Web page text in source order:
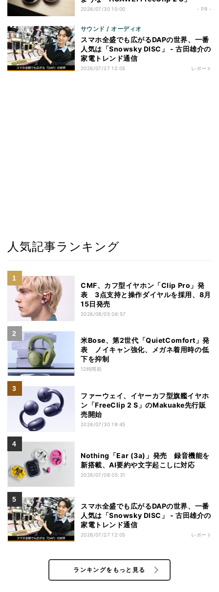
2026/07/30 10:00 - PR -
サウンド / オーディオ
スマホ全盛でも広がるDAPの世界、一番
人気は「Snowsky DISC」 - 古田雄介の
家電トレンド通信
2026/07/27 12:05 レポート
人気記事ランキング
CMF、カフ型イヤホン「Clip Pro」発
表 3点支持と操作ダイヤルを採用、8月
15日発売
2026/08/05 06:57
米Bose、第2世代「QuietComfort」発
表 ノイキャン強化、メガネ着用時の低
下を抑制
12時間前
ファーウェイ、イヤーカフ型旗艦イヤホ
ン「FreeClip 2 S」のMakuake先行販
売開始
2026/07/30 19:45
Nothing「Ear (3a)」発売 録音機能を
新搭載、AI要約や文字起こしに対応
2026/07/08 05:31
スマホ全盛でも広がるDAPの世界、一番
人気は「Snowsky DISC」 - 古田雄介の
家電トレンド通信
2026/07/27 12:05 レポート
ランキングをもっと見る